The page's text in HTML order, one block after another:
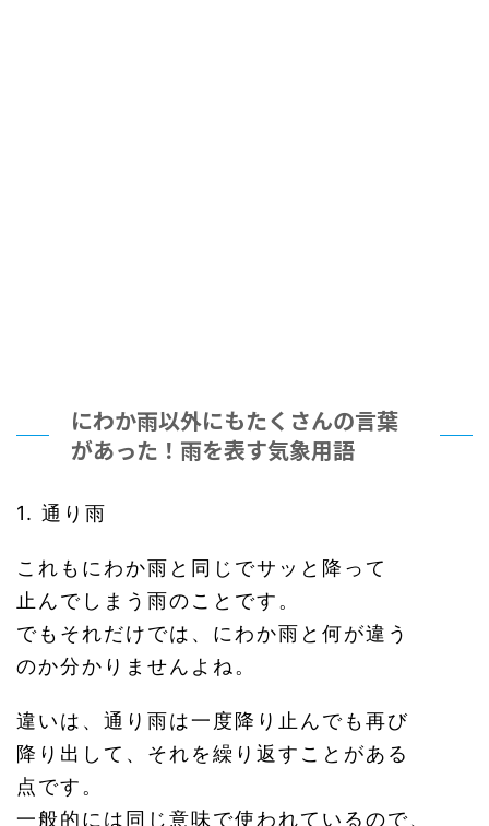
にわか雨以外にもたくさんの言葉
があった！雨を表す気象用語
1. 通り雨
これもにわか雨と同じでサッと降って
止んでしまう雨のことです。
でもそれだけでは、にわか雨と何が違う
のか分かりませんよね。
違いは、通り雨は一度降り止んでも再び
降り出して、それを繰り返すことがある
点です。
一般的には同じ意味で使われているので、